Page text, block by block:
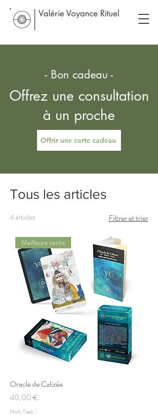
Valérie Voyance Rituel
- Bon cadeau -
Offrez une consultation
à un proche
Offrir une carte cadeau
Tous les articles
4 articles Filtrer et trier
Meilleure vente
Oracle de Calizée
Prix
40,00 €
Hors Taxe |